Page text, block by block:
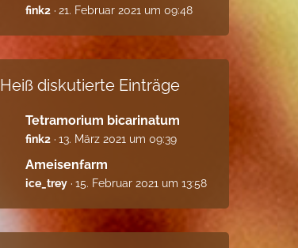
fink2 21. Februar 2021 um 09:48
Heiß diskutierte Einträge
Tetramorium bicarinatum
fink2 13. März 2021 um 09:39
Ameisenfarm
ice_trey 15. Februar 2021 um 13:58